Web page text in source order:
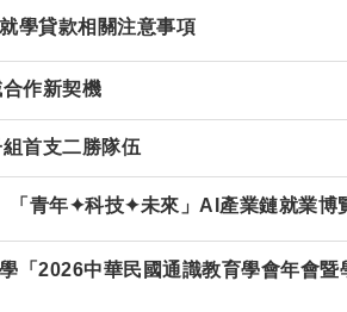
就學貸款相關注意事項
作新契機
首支二勝隊伍
「青年✦科技✦未來」AI產業鏈就業博
學「2026中華民國通識教育學會年會